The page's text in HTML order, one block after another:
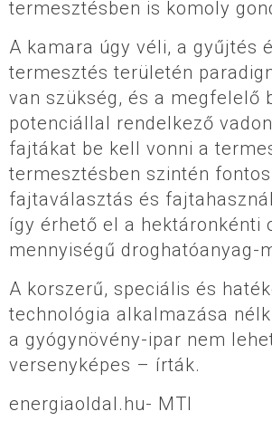
termesztésben is komoly
A kamara úgy véli, a gyűjtés
termesztés területén
van szükség, és a megfelelő
potenciállal rendelkező
fajtákat be kell vonni a
termesztésben szintén
fajtaválasztás és
így érhető el a hektáronkénti
mennyiségű droghatóanyag-
A korszerű, speciális és
technológia alkalmazása
a gyógynövény-ipar nem
versenyképes – írták.
energiaoldal.hu- MTI